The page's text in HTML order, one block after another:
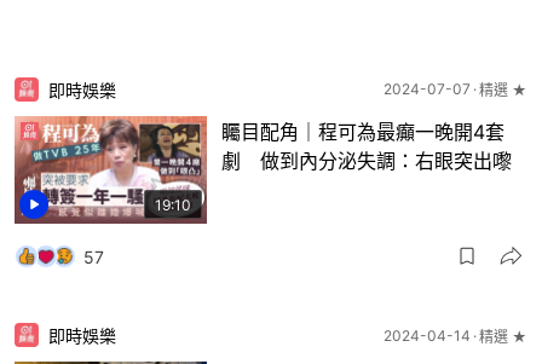
19:10
即時娛樂 2024-07-07 精選 ★
矚目配角｜程可為最癲一晚開4套
劇 做到內分泌失調：右眼突出嚟
57
即時娛樂 2024-04-14 精選 ★